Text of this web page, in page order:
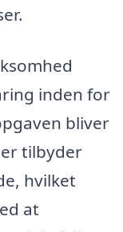
inden for
bliver
tilbyder
hvilket
at